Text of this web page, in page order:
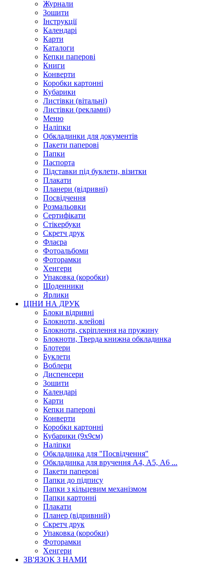
Журнали
Зошити
Інструкції
Календарі
Карти
Каталоги
Кепки паперові
Книги
Конверти
Коробки картонні
Кубарики
Листівки (вітальні)
Листівки (рекламні)
Меню
Наліпки
Обкладинки для документів
Пакети паперові
Папки
Паспорта
Підставки під буклети, візитки
Плакати
Планери (відривні)
Посвідчення
Розмальовки
Сертифікати
Стікербуки
Скретч друк
Флаєра
Фотоальбоми
Фоторамки
Хенгери
Упаковка (коробки)
Щоденники
Ярлики
ЦІНИ НА ДРУК
Блоки відривні
Блокноти, клейові
Блокноти, скріплення на пружину
Блокноти, Тверда книжна обкладинка
Блотери
Буклети
Воблери
Диспенсери
Зошити
Календарі
Карти
Кепки паперові
Конверти
Коробки картонні
Кубарики (9х9см)
Наліпки
Обкладинка для "Посвідчення"
Обкладинка для вручення А4, А5, А6 ...
Пакети паперові
Папки до підпису
Папки з кільцевим механізмом
Папки картонні
Плакати
Планер (відривний)
Скретч друк
Упаковка (коробки)
Фоторамки
Хенгери
ЗВ'ЯЗОК З НАМИ